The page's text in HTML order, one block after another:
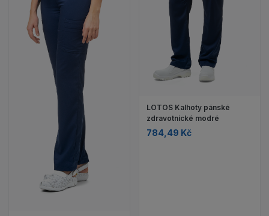
LOTOS Kalhoty pánské
zdravotnické modré
784,49 Kč